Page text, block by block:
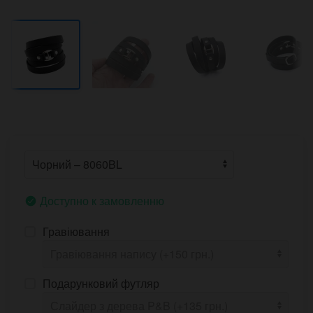
Доступно к замовленню
Гравіювання
Подарунковий футляр